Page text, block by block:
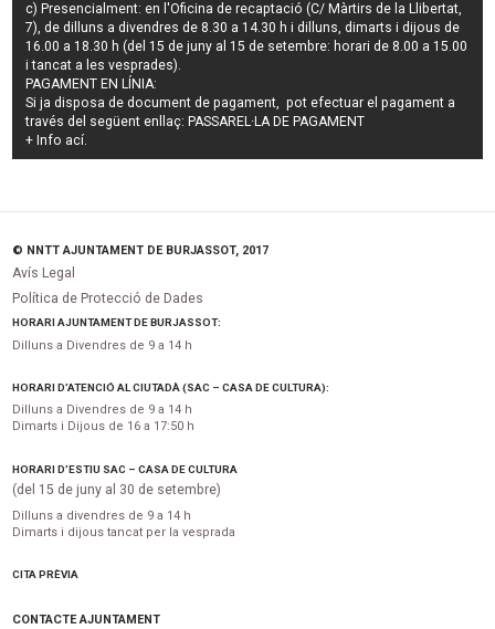
c) Presencialment: en l'Oficina de recaptació (C/ Màrtirs de la Llibertat,
7), de dilluns a divendres de 8.30 a 14.30 h i dilluns, dimarts i dijous de
16.00 a 18.30 h (del 15 de juny al 15 de setembre: horari de 8.00 a 15.00
i tancat a les vesprades).
PAGAMENT EN LÍNIA:
Si ja disposa de document de pagament, pot efectuar el pagament a
través del següent enllaç: PASSAREL·LA DE PAGAMENT
+ Info ací.
© NNTT AJUNTAMENT DE BURJASSOT, 2017
Avís Legal
Política de Protecció de Dades
HORARI AJUNTAMENT DE BURJASSOT:
Dilluns a Divendres de 9 a 14 h
HORARI D’ATENCIÓ AL CIUTADÀ (SAC – CASA DE CULTURA):
Dilluns a Divendres de 9 a 14 h
Dimarts i Dijous de 16 a 17:50 h
HORARI D’ESTIU SAC – CASA DE CULTURA
(del 15 de juny al 30 de setembre)
Dilluns a divendres de 9 a 14 h
Dimarts i dijous tancat per la vesprada
CITA PRÈVIA
CONTACTE AJUNTAMENT